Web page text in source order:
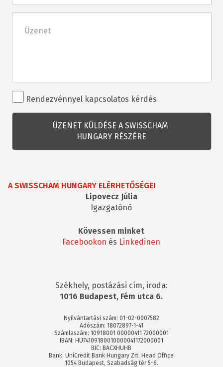
Rendezvénnyel
kapcsolatos
kérdés
Rendezvénnyel kapcsolatos kérdés
A SWISSCHAM HUNGARY ELÉRHETŐSÉGEI
Lipovecz Júlia
Igazgatónő
Kövessen minket
Facebookon és Linkedinen
Székhely, postázási cím, iroda:
1016 Budapest, Fém utca 6.
Nyilvántartási szám: 01-02-0007582
Adószám: 18072897-1-41
Számlaszám: 10918001 00000411 72000001
IBAN: HU74109180010000041172000001
BIC: BACXHUHB
Bank: UniCredit Bank Hungary Zrt. Head Office
1054 Budapest, Szabadság tér 5-6.